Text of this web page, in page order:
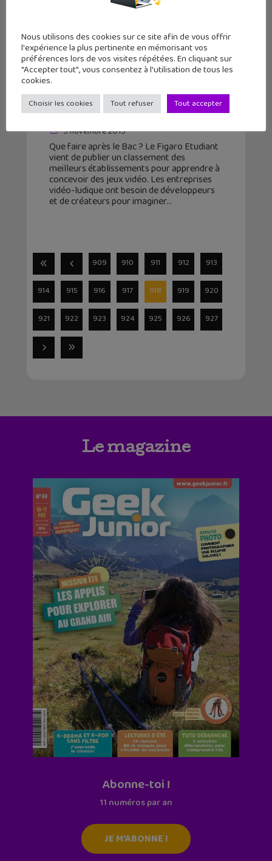
Quelles sont les meilleures écoles
de jeux vidéo ?
5 novembre 2015
Que faire après le Bac ? Le Figaro Etudiant
vient de publier un classement des
meilleurs établissements pour apprendre à
concevoir des jeux vidéo. Les entreprises
vidéo-ludique ont besoin de développeurs
et de créateurs pour imaginer
909 910 911 912 913
914 915 916 917 918 919 920
921 922 923 924 925 926 927
Le magazine
Abonne-toi !
11 numéros par an
JE M'ABONNE !
Nous utilisons des cookies sur ce site afin de vous offrir
l'expérience la plus pertinente en mémorisant vos
préférences lors de vos visites répétées. En cliquant sur
"Accepter tout", vous consentez à l'utilisation de tous les
cookies.
Choisir les cookies Tout refuser Tout accepter